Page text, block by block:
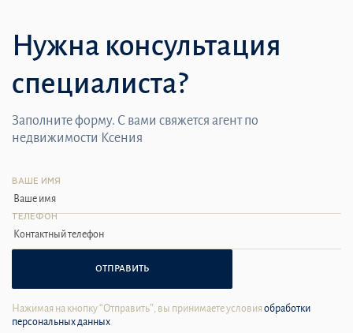
Нужна консультация
специалиста?
Заполните форму. С вами свяжется агент по
недвижимости Ксения
ВАШЕ ИМЯ
ТЕЛЕФОН
ОТПРАВИТЬ
Нажимая на кнопку “Отправить”, вы принимаете условия обработки
персональных данных